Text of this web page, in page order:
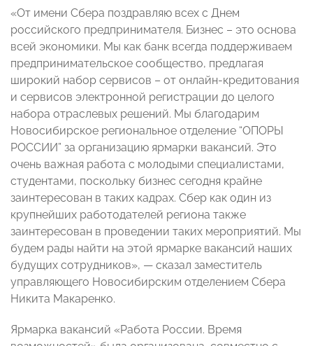
«От имени Сбера поздравляю всех с Днем
российского предпринимателя. Бизнес – это основа
всей экономики. Мы как банк всегда поддерживаем
предпринимательское сообщество, предлагая
широкий набор сервисов – от онлайн-кредитования
и сервисов электронной регистрации до целого
набора отраслевых решений. Мы благодарим
Новосибирское региональное отделение “ОПОРЫ
РОССИИ” за организацию ярмарки вакансий. Это
очень важная работа с молодыми специалистами,
студентами, поскольку бизнес сегодня крайне
заинтересован в таких кадрах. Сбер как один из
крупнейших работодателей региона также
заинтересован в проведении таких мероприятий. Мы
будем рады найти на этой ярмарке вакансий наших
будущих сотрудников», — сказал заместитель
управляющего Новосибирским отделением Сбера
Никита Макаренко.
Ярмарка вакансий «Работа России. Время